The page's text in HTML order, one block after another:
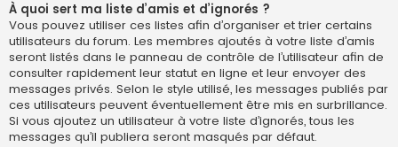
À quoi sert ma liste d’amis et d’ignorés ?
Vous pouvez utiliser ces listes afin d’organiser et trier certains
utilisateurs du forum. Les membres ajoutés à votre liste d’amis
seront listés dans le panneau de contrôle de l’utilisateur afin de
consulter rapidement leur statut en ligne et leur envoyer des
messages privés. Selon le style utilisé, les messages publiés par
ces utilisateurs peuvent éventuellement être mis en surbrillance.
Si vous ajoutez un utilisateur à votre liste d’ignorés, tous les
messages qu’il publiera seront masqués par défaut.